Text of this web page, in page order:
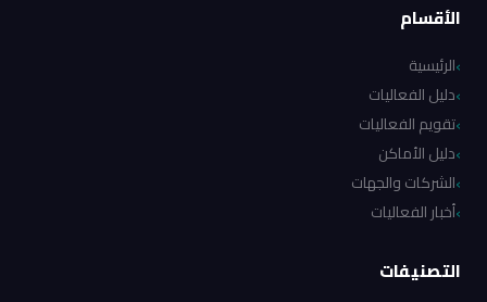
الأقسام
الرئيسية
دليل الفعاليات
تقويم الفعاليات
دليل الأماكن
الشركات والجهات
أخبار الفعاليات
التصنيفات